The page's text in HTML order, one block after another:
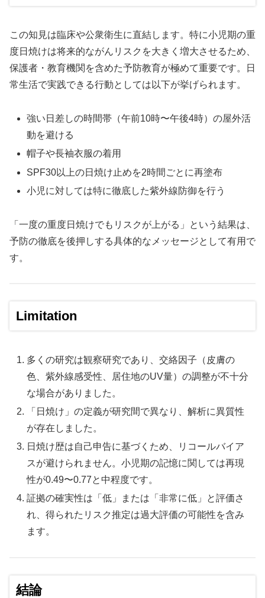
この知見は臨床や公衆衛生に直結します。特に小児期の重
度日焼けは将来的ながんリスクを大きく増大させるため、
保護者・教育機関を含めた予防教育が極めて重要です。日
常生活で実践できる行動としては以下が挙げられます。
強い日差しの時間帯（午前10時〜午後4時）の屋外活
動を避ける
帽子や長袖衣服の着用
SPF30以上の日焼け止めを2時間ごとに再塗布
小児に対しては特に徹底した紫外線防御を行う
「一度の重度日焼けでもリスクが上がる」という結果は、
予防の徹底を後押しする具体的なメッセージとして有用で
す。
Limitation
多くの研究は観察研究であり、交絡因子（皮膚の
色、紫外線感受性、居住地のUV量）の調整が不十分
な場合がありました。
「日焼け」の定義が研究間で異なり、解析に異質性
が存在しました。
日焼け歴は自己申告に基づくため、リコールバイア
スが避けられません。小児期の記憶に関しては再現
性が0.49〜0.77と中程度です。
証拠の確実性は「低」または「非常に低」と評価さ
れ、得られたリスク推定は過大評価の可能性を含み
ます。
結論